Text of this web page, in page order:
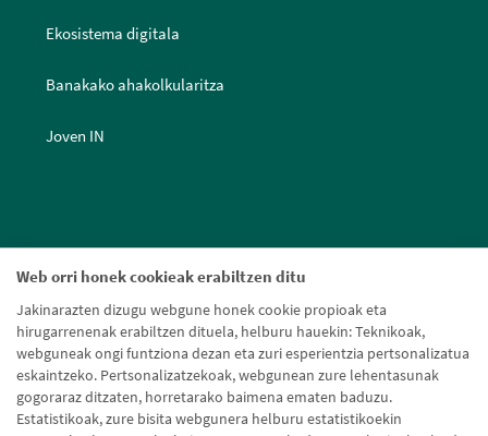
Web orri honek cookieak erabiltzen ditu
Jakinarazten dizugu webgune honek cookie propioak eta
hirugarrenenak erabiltzen dituela, helburu hauekin: Teknikoak,
webguneak ongi funtziona dezan eta zuri esperientzia pertsonalizatua
eskaintzeko. Pertsonalizatzekoak, webgunean zure lehentasunak
gogoraraz ditzaten, horretarako baimena ematen baduzu.
Estatistikoak, zure bisita webgunera helburu estatistikoekin
Ekosistema digitala
Banakako ahakolkularitza
Joven IN